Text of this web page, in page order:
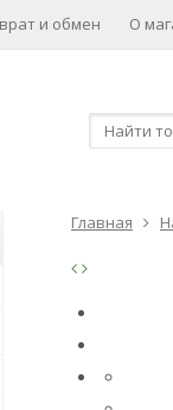
и обмен О
Главная